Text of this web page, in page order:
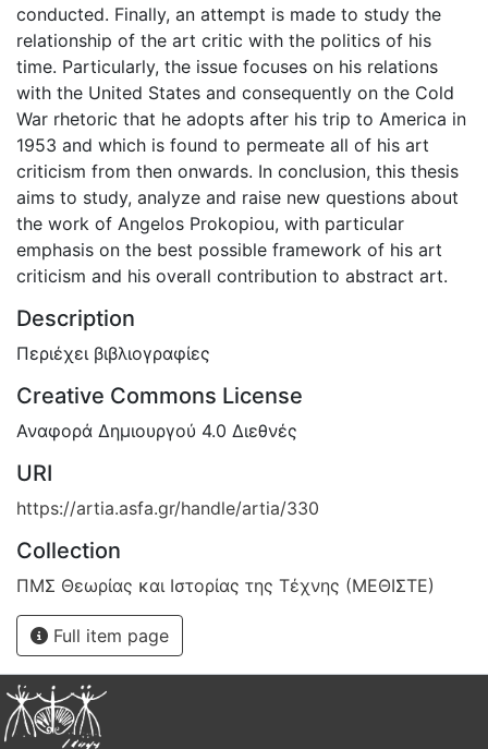
conducted. Finally, an attempt is made to study the
relationship of the art critic with the politics of his
time. Particularly, the issue focuses on his relations
with the United States and consequently on the Cold
War rhetoric that he adopts after his trip to America in
1953 and which is found to permeate all of his art
criticism from then onwards. In conclusion, this thesis
aims to study, analyze and raise new questions about
the work of Angelos Prokopiou, with particular
emphasis on the best possible framework of his art
criticism and his overall contribution to abstract art.
Description
Περιέχει βιβλιογραφίες
Creative Commons License
Αναφορά Δημιουργού 4.0 Διεθνές
URI
https://artia.asfa.gr/handle/artia/330
Collection
ΠΜΣ Θεωρίας και Ιστορίας της Τέχνης (ΜΕΘΙΣΤΕ)
Full item page